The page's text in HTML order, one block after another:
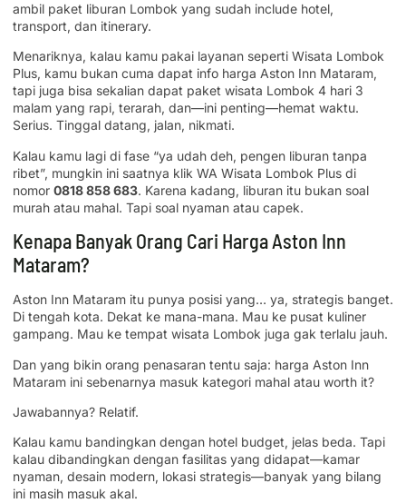
ambil paket liburan Lombok yang sudah include hotel,
transport, dan itinerary.
Menariknya, kalau kamu pakai layanan seperti Wisata Lombok
Plus, kamu bukan cuma dapat info harga Aston Inn Mataram,
tapi juga bisa sekalian dapat paket wisata Lombok 4 hari 3
malam yang rapi, terarah, dan—ini penting—hemat waktu.
Serius. Tinggal datang, jalan, nikmati.
Kalau kamu lagi di fase “ya udah deh, pengen liburan tanpa
ribet”, mungkin ini saatnya klik WA Wisata Lombok Plus di
nomor 0818 858 683. Karena kadang, liburan itu bukan soal
murah atau mahal. Tapi soal nyaman atau capek.
Kenapa Banyak Orang Cari Harga Aston Inn
Mataram?
Aston Inn Mataram itu punya posisi yang… ya, strategis banget.
Di tengah kota. Dekat ke mana-mana. Mau ke pusat kuliner
gampang. Mau ke tempat wisata Lombok juga gak terlalu jauh.
Dan yang bikin orang penasaran tentu saja: harga Aston Inn
Mataram ini sebenarnya masuk kategori mahal atau worth it?
Jawabannya? Relatif.
Kalau kamu bandingkan dengan hotel budget, jelas beda. Tapi
kalau dibandingkan dengan fasilitas yang didapat—kamar
nyaman, desain modern, lokasi strategis—banyak yang bilang
ini masih masuk akal.